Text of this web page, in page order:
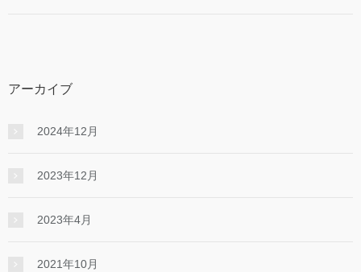
アーカイブ
2024年12月
2023年12月
2023年4月
2021年10月